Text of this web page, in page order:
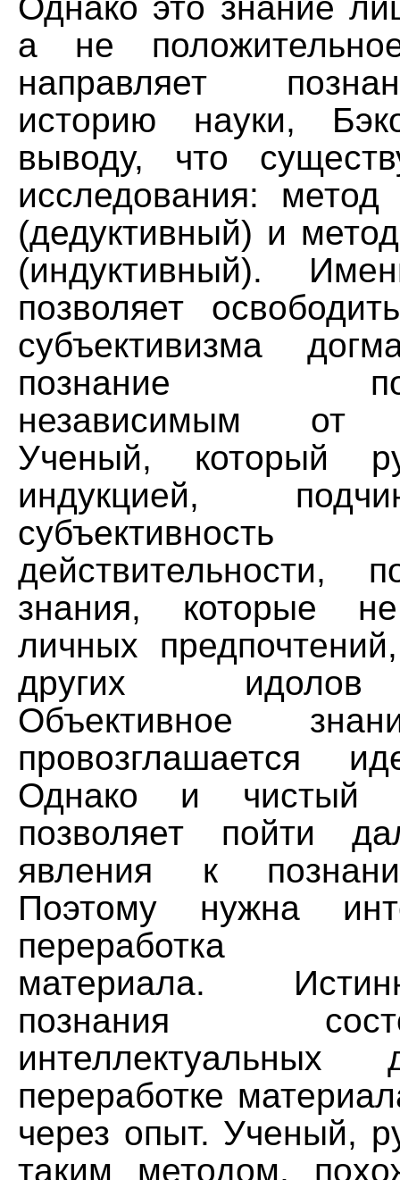
а не
направляет
историю науки,
выводу, что
исследования: метод
(дедуктивный) и
(индуктивный).
позволяет
субъективизма
познание
независимым от
Ученый, который
индукцией,
действительности,
знания, которые
личных
других идолов
Объективное
провозглашается
Однако и чистый
позволяет пойти
явления к
Поэтому нужна
переработка
материала.
познания
переработке
через опыт. Ученый,
таким методом,